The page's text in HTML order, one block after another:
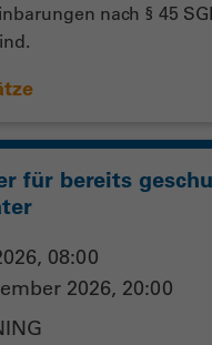
nach § 45
für bereits
08:00
2026, 20:00